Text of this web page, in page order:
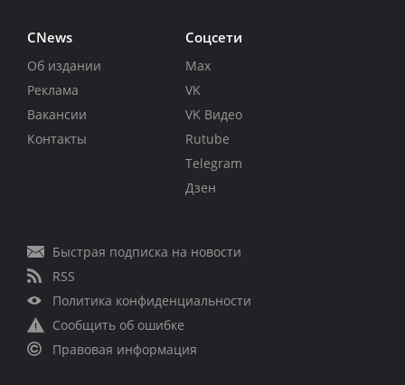
CNews
Об издании
Реклама
Вакансии
Контакты
Соцсети
Max
VK
VK Видео
Rutube
Telegram
Дзен
Быстрая подписка на новости
RSS
Политика конфиденциальности
Сообщить об ошибке
Правовая информация